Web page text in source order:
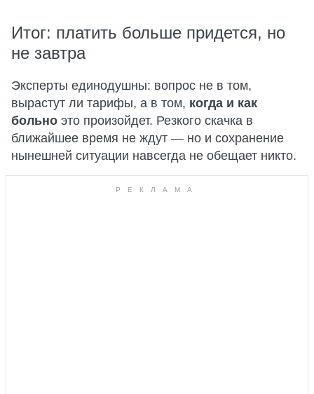
Итог: платить больше придется, но
не завтра
Эксперты единодушны: вопрос не в том,
вырастут ли тарифы, а в том, когда и как
больно это произойдет. Резкого скачка в
ближайшее время не ждут — но и сохранение
нынешней ситуации навсегда не обещает никто.